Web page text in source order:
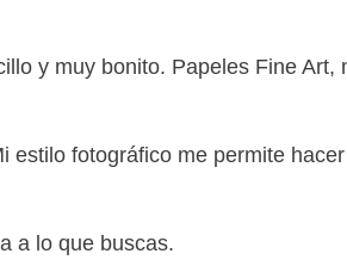
y muy bonito. Papeles Fine Art,
fotográfico me permite
a lo que buscas.